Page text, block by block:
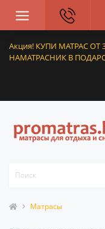
Акция! КУПИ МАТРАС
НАМАТРАСНИК В
Матрасы